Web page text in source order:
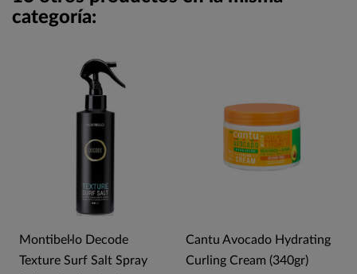
categoría:
Montibel·lo Decode
Texture Surf Salt Spray
Cantu Avocado Hydrating
Curling Cream (340gr)